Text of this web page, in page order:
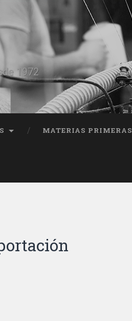
1972
MATERIAS PRIMERAS